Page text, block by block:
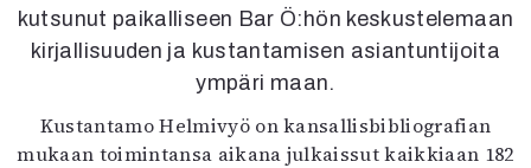
Kuvataide
Kirjat
In English
Esitystaide
Arkisto
kutsunut paikalliseen Bar Ö:hön keskustelemaan
kirjallisuuden ja kustantamisen asiantuntijoita
ympäri maan.
Kustantamo Helmivyö on kansallisbibliografian
mukaan toimintansa aikana julkaissut kaikkiaan 182